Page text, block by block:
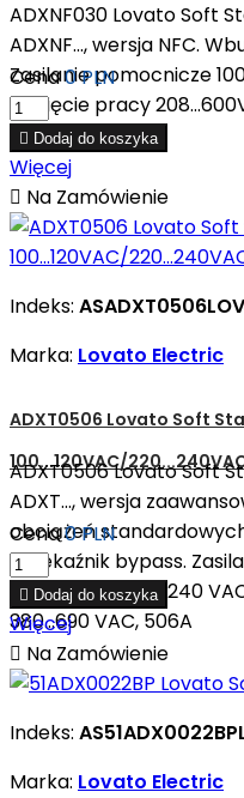
ADXNF030 Lovato Soft
ADXNF..., wersja NFC.
Zasilanie pomocnicze
napięcie pracy
Cena0 PLN
 Dodaj do koszyka
Więcej
 Na Zamówienie
Indeks:
Marka: Lovato Electric
ADXT0506 Lovato Soft
100...120VAC/
ADXT0506 Lovato Soft
ADXT..., wersja
obciążeń
przekaźnik bypass.
110...120VAC/220...240
380...690 VAC, 506A
Cena0 PLN
 Dodaj do koszyka
Więcej
 Na Zamówienie
Indeks:
Marka: Lovato Electric